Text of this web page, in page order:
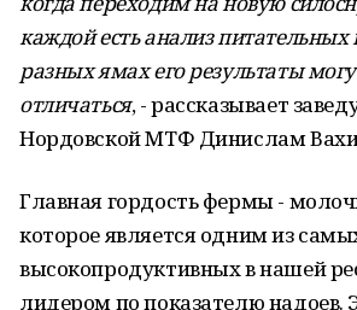
каждой есть анализ питательных
разных ямах его результаты
отличаться, - рассказывает
Нордовской МТФ Динислам
Главная гордость фермы -
которое является одним из
высокопродуктивных в нашей
лидером по показателю надоев.